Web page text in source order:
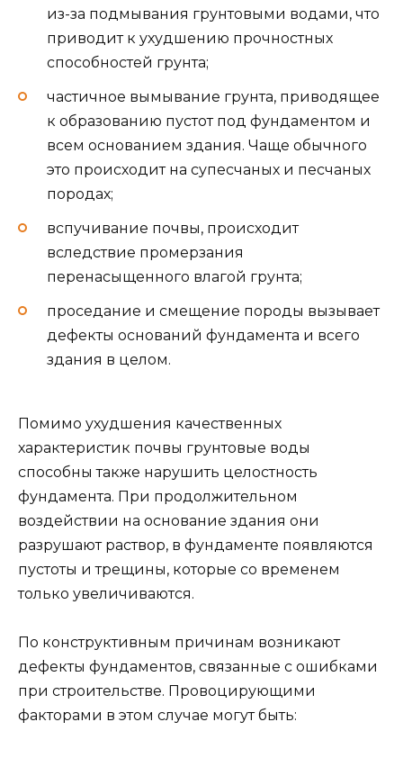
из-за подмывания грунтовыми водами, что
приводит к ухудшению прочностных
способностей грунта;
частичное вымывание грунта, приводящее
к образованию пустот под фундаментом и
всем основанием здания. Чаще обычного
это происходит на супесчаных и песчаных
породах;
вспучивание почвы, происходит
вследствие промерзания
перенасыщенного влагой грунта;
проседание и смещение породы вызывает
дефекты оснований фундамента и всего
здания в целом.
Помимо ухудшения качественных
характеристик почвы грунтовые воды
способны также нарушить целостность
фундамента. При продолжительном
воздействии на основание здания они
разрушают раствор, в фундаменте появляются
пустоты и трещины, которые со временем
только увеличиваются.
По конструктивным причинам возникают
дефекты фундаментов, связанные с ошибками
при строительстве. Провоцирующими
факторами в этом случае могут быть: